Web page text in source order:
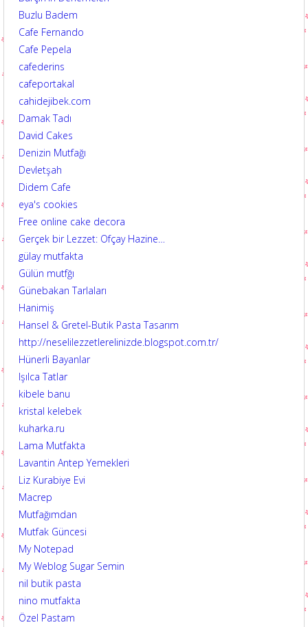
Buzlu Badem
Cafe Fernando
Cafe Pepela
cafederins
cafeportakal
cahidejibek.com
Damak Tadı
David Cakes
Denizin Mutfağı
Devletşah
Didem Cafe
eya's cookies
Free online cake decora
Gerçek bir Lezzet: Ofçay Hazine…
gülay mutfakta
Gülün mutfğı
Günebakan Tarlaları
Hanimiş
Hansel & Gretel-Butik Pasta Tasarım
http://neselilezzetlerelinizde.blogspot.com.tr/
Hünerli Bayanlar
Işılca Tatlar
kibele banu
kristal kelebek
kuharka.ru
Lama Mutfakta
Lavantin Antep Yemekleri
Liz Kurabiye Evi
Macrep
Mutfağımdan
Mutfak Güncesi
My Notepad
My Weblog Sugar Semin
nil butik pasta
nino mutfakta
Özel Pastam